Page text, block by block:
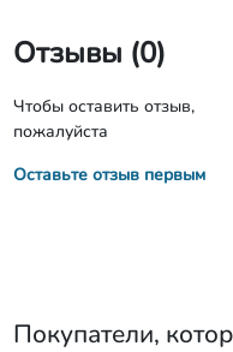
Отзывы (0)
Чтобы оставить отзыв,
пожалуйста
Оставьте отзыв первым
Покупатели,